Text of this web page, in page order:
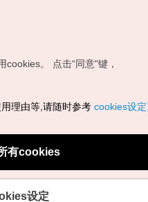
权所有
cookies。
点击“同意"键，
理由等,请随时参考 cookies设
有cookies
设定